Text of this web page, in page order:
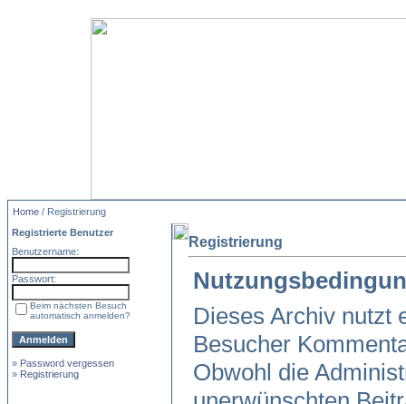
Home / Registrierung
Registrierte Benutzer
Benutzername:
Passwort:
Beim nächsten Besuch
automatisch anmelden?
» Password vergessen
» Registrierung
Registrierung
Dieses Archiv nutzt
Besucher
Obwohl die